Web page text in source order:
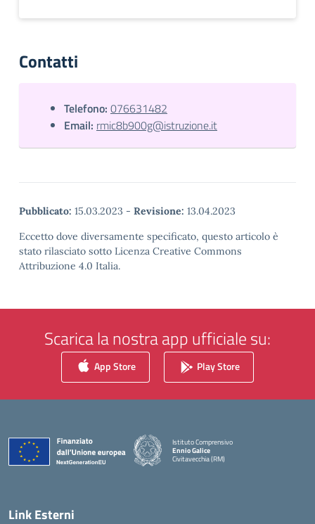
Contatti
Telefono: 076631482
Email: rmic8b900g@istruzione.it
Pubblicato: 15.03.2023 - Revisione: 13.04.2023
Eccetto dove diversamente specificato, questo articolo è
stato rilasciato sotto Licenza Creative Commons
Attribuzione 4.0 Italia.
Scarica la nostra app ufficiale su:
App Store Play Store
Istituto Comprensivo
Ennio Galice
Civitavecchia (RM)
Link Esterni